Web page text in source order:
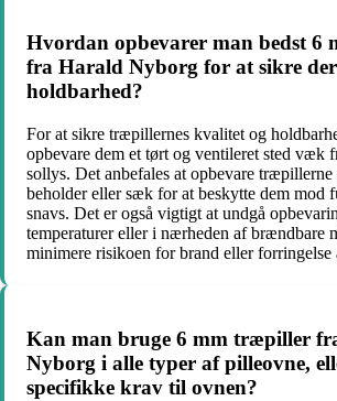
Hvordan opbevarer man bedst 6
fra Harald Nyborg for at sikre
holdbarhed?
For at sikre træpillernes kvalitet og
opbevare dem et tørt og ventileret sted væk
sollys. Det anbefales at opbevare
beholder eller sæk for at beskytte dem mod
snavs. Det er også vigtigt at undgå
temperaturer eller i nærheden af brændbare
minimere risikoen for brand eller
Kan man bruge 6 mm træpiller
Nyborg i alle typer af pilleovne,
specifikke krav til ovnen?